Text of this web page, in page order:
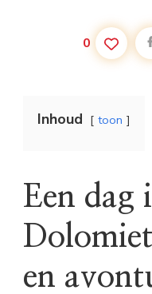
0
Inhoud toon
Een dag
en